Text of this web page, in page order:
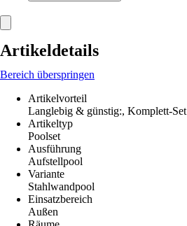
Artikeldetails
Bereich überspringen
Artikelvorteil
Langlebig & günstig:, Komplett-Set
Artikeltyp
Poolset
Ausführung
Aufstellpool
Variante
Stahlwandpool
Einsatzbereich
Außen